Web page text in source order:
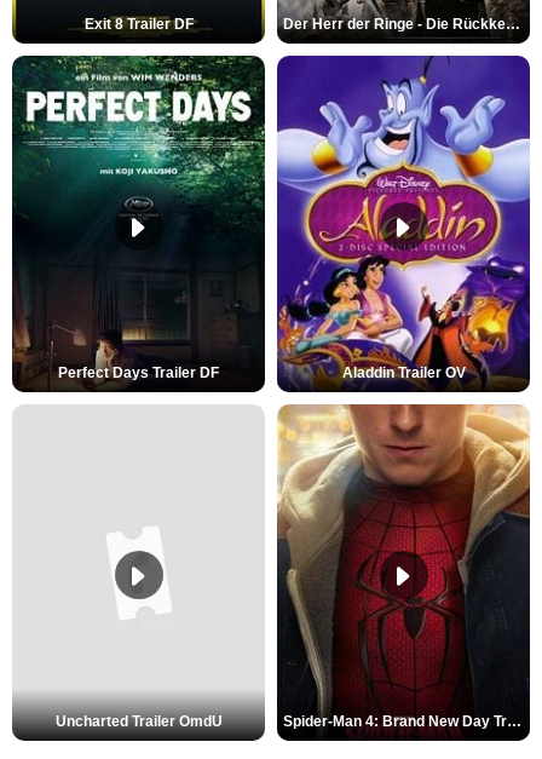
Exit 8 Trailer DF Der Herr der Ringe - Die Rückkehr des Königs Trailer OV
Perfect Days Trailer DF Aladdin Trailer OV
Uncharted Trailer OmdU Spider-Man 4: Brand New Day Trailer (3) DF